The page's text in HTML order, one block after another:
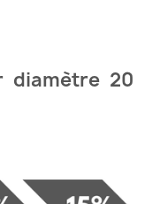
diamètre 20